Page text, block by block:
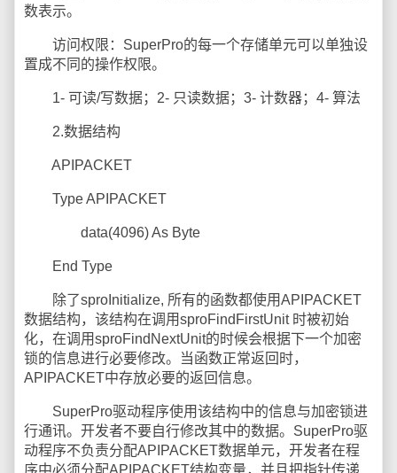
数表示。
访问权限：SuperPro的每一个存储单元可以单独设
置成不同的操作权限。
1- 可读/写数据；2- 只读数据；3- 计数器；4- 算法
2.数据结构
APIPACKET
Type APIPACKET
data(4096) As Byte
End Type
除了sproInitialize, 所有的函数都使用APIPACKET
数据结构，该结构在调用sproFindFirstUnit 时被初始
化，在调用sproFindNextUnit的时候会根据下一个加密
锁的信息进行必要修改。当函数正常返回时，
APIPACKET中存放必要的返回信息。
SuperPro驱动程序使用该结构中的信息与加密锁进
行通讯。开发者不要自行修改其中的数据。SuperPro驱
动程序不负责分配APIPACKET数据单元，开发者在程
序中必须分配APIPACKET结构变量，并且把指针传递